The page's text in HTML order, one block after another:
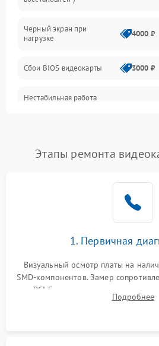
Электропитание
ПО
Электронные компоненты
Общие поломки
Механические повреждения
Черный экран при
нагрузке
4000 ₽
Сбои BIOS видеокарты 3000 ₽
Нестабильная работа
Этапы ремонта
1. Первичная
Визуальный осмотр платы на
SMD-компонентов. Замер
PCI-E и дополнительных
короткое замыкание основных
Подробнее